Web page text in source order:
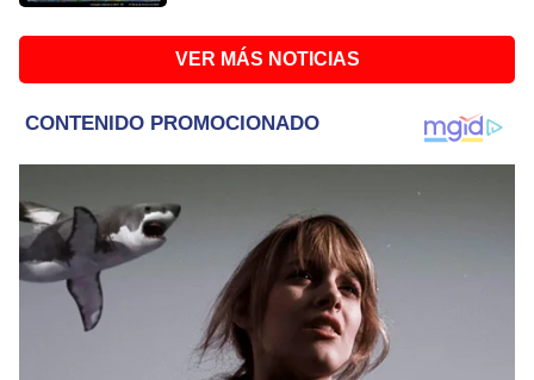
VER MÁS NOTICIAS